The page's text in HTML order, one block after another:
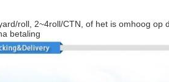
roll, 2~4roll/CTN, of het is omhoog op
betaling